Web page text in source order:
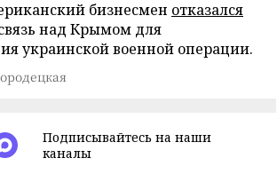
бизнесмен отказался
над Крымом для
украинской военной операции.
Подписывайтесь на наши
каналы